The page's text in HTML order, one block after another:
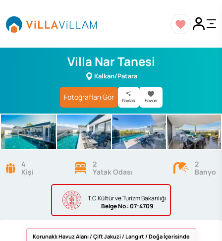
Villa Nar Tanesi
Kalkan/Patara
Fotoğrafları Gör Paylaş Favori
T.C Kültür ve Turizm Bakanlığı
BelgeNo : 07-4709
4
Kişi
2
Yatak Odası
2
Banyo
Korunaklı Havuz Alanı / Çift Jakuzi / Langırt / Doğa İçerisinde